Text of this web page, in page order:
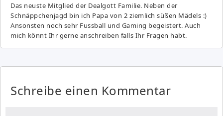
Das neuste Mitglied der Dealgott Familie. Neben der
Schnäppchenjagd bin ich Papa von 2 ziemlich süßen Mädels :)
Ansonsten noch sehr Fussball und Gaming begeistert. Auch
mich könnt Ihr gerne anschreiben falls Ihr Fragen habt.
Schreibe einen Kommentar